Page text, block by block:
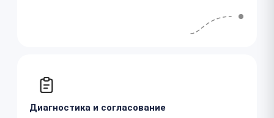
Диагностика и согласование